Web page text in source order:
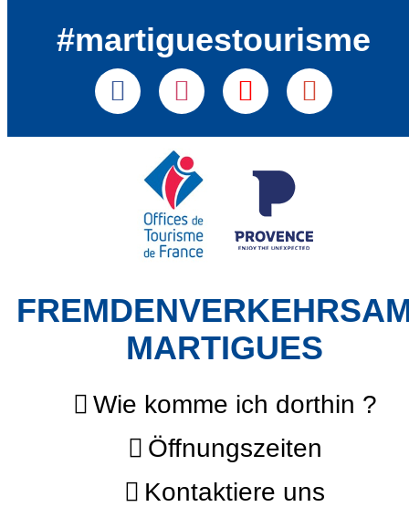
#martiguestourisme
MARTIGUES
Wie komme ich dorthin ?
Öffnungszeiten
Kontaktiere uns